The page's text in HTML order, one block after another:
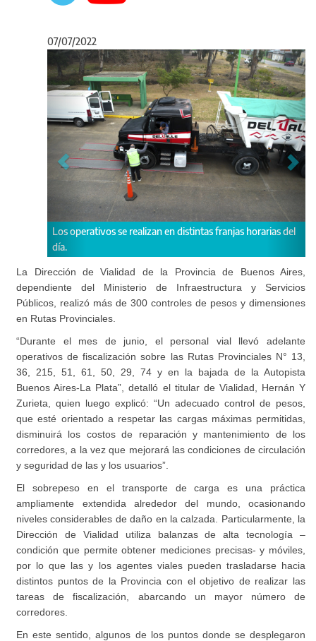
07/07/2022
se realizan en distintas franjas horarias del
Para los pesajes, se
Anterior
La Dirección de Vialidad de la Provincia de Buenos Aires,
dependiente del Ministerio de Infraestructura y Servicios
Públicos, realizó más de 300 controles de pesos y dimensiones
en Rutas Provinciales.
“Durante el mes de junio, el personal vial llevó adelante
operativos de fiscalización sobre las Rutas Provinciales N° 13,
36, 215, 51, 61, 50, 29, 74 y en la bajada de la Autopista
Buenos Aires-La Plata”, detalló el titular de Vialidad, Hernán Y
Zurieta, quien luego explicó: “Un adecuado control de pesos,
que esté orientado a respetar las cargas máximas permitidas,
disminuirá los costos de reparación y mantenimiento de los
corredores, a la vez que mejorará las condiciones de circulación
y seguridad de las y los usuarios”.
El sobrepeso en el transporte de carga es una práctica
ampliamente extendida alrededor del mundo, ocasionando
niveles considerables de daño en la calzada. Particularmente, la
Dirección de Vialidad utiliza balanzas de alta tecnología –
condición que permite obtener mediciones precisas- y móviles,
por lo que las y los agentes viales pueden trasladarse hacia
distintos puntos de la Provincia con el objetivo de realizar las
tareas de fiscalización, abarcando un mayor número de
corredores.
En este sentido, algunos de los puntos donde se desplegaron